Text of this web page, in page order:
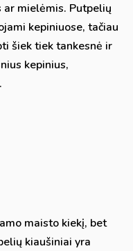
mielėmis. Putpelių
kepiniuose, tačiau
šiek tiek tankesnė ir
kepinius,
maisto kiekį, bet
kiaušiniai yra